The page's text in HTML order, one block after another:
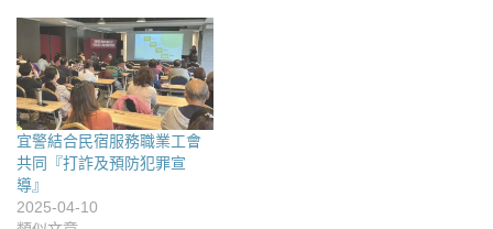
宜警結合民宿服務職業工會
共同『打詐及預防犯罪宣
導』
2025-04-10